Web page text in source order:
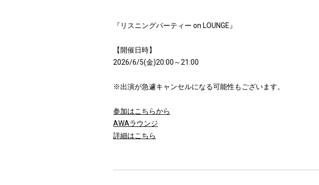
『リスニングパーティー on LOUNGE』
【開催日時】
2026/6/5(金)20:00～21:00
※出演が急遽キャンセルになる可能性もございます。
参加はこちらから
AWAラウンジ
詳細はこちら